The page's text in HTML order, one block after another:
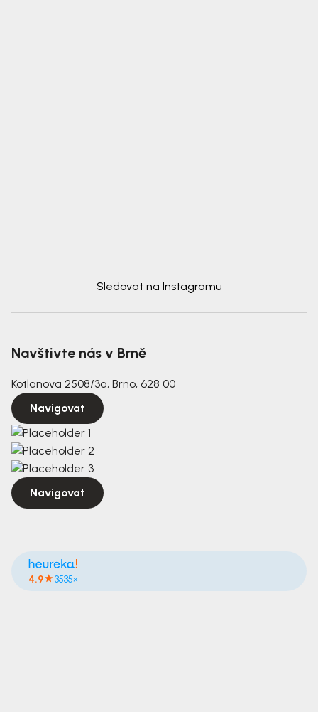
Sledovat na Instagramu
Navštivte nás v Brně
Kotlanova 2508/3a, Brno, 628 00
Navigovat
Navigovat
4.9 3535×